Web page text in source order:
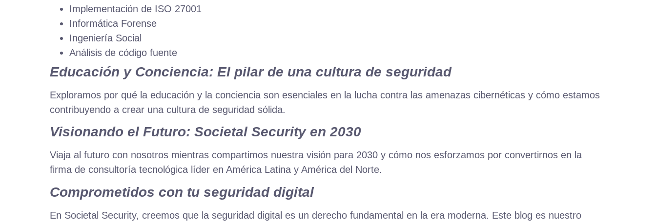
Implementación de ISO 27001
Informática Forense
Ingeniería Social
Análisis de código fuente
Educación y Conciencia: El pilar de una cultura de seguridad
Exploramos por qué la educación y la conciencia son esenciales en la lucha contra las amenazas cibernéticas y cómo estamos
contribuyendo a crear una cultura de seguridad sólida.
Visionando el Futuro: Societal Security en 2030
Viaja al futuro con nosotros mientras compartimos nuestra visión para 2030 y cómo nos esforzamos por convertirnos en la
firma de consultoría tecnológica líder en América Latina y América del Norte.
Comprometidos con tu seguridad digital
En Societal Security, creemos que la seguridad digital es un derecho fundamental en la era moderna. Este blog es nuestro